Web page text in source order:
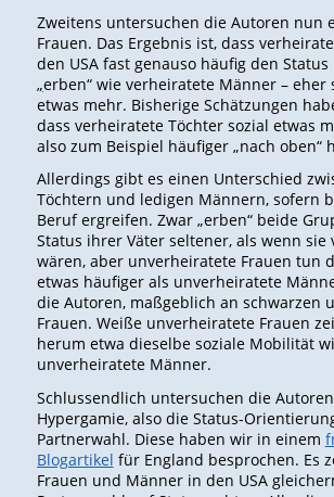
Zweitens untersuchen die Autoren nun
Frauen. Das Ergebnis ist, dass
den USA fast genauso häufig den Status
„erben“ wie verheiratete Männer – eher
etwas mehr. Bisherige Schätzungen
dass verheiratete Töchter sozial etwas
also zum Beispiel häufiger „nach oben“
Allerdings gibt es einen Unterschied
Töchtern und ledigen Männern, sofern
Beruf ergreifen. Zwar „erben“ beide
Status ihrer Väter seltener, als wenn sie
wären, aber unverheiratete Frauen tun
etwas häufiger als unverheiratete
die Autoren, maßgeblich an schwarzen
Frauen. Weiße unverheiratete Frauen
herum etwa dieselbe soziale Mobilität
unverheiratete Männer.
Schlussendlich untersuchen die
Hypergamie, also die Status-
Partnerwahl. Diese haben wir in einem
Blogartikel für England besprochen. Es
Frauen und Männer in den USA